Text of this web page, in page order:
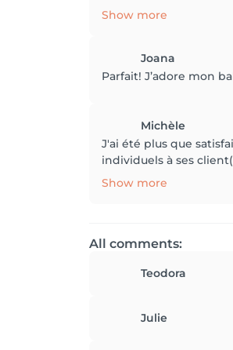
Show more
Joana
Parfait! J’adore mon
Michèle
J'ai été plus que
individuels à ses
Show more
All comments:
Teodora
Julie